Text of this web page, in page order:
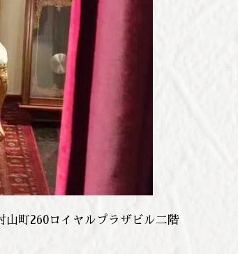
町260ロイヤルプラザビル二階